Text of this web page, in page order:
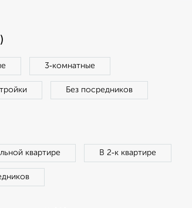
3‑комнатные
Без посредников
квартире В 2‑к квартире